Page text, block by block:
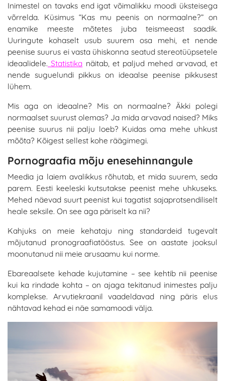
Inimestel on tavaks end igat võimalikku moodi üksteisega
võrrelda. Küsimus “Kas mu peenis on normaalne?” on
enamike meeste mõtetes juba teismeeast saadik.
Uuringute kohaselt usub suurem osa mehi, et nende
peenise suurus ei vasta ühiskonna seatud stereotüüpsetele
ideaalidele. Statistika näitab, et paljud mehed arvavad, et
nende suguelundi pikkus on ideaalse peenise pikkusest
lühem.
Mis aga on ideaalne? Mis on normaalne? Äkki polegi
normaalset suurust olemas? Ja mida arvavad naised? Miks
peenise suurus nii palju loeb? Kuidas oma mehe uhkust
mõõta? Kõigest sellest kohe räägimegi.
Pornograafia mõju enesehinnangule
Meedia ja laiem avalikkus rõhutab, et mida suurem, seda
parem. Eesti keeleski kutsutakse peenist mehe uhkuseks.
Mehed näevad suurt peenist kui tagatist sajaprotsendiliselt
heale seksile. On see aga päriselt ka nii?
Kahjuks on meie kehataju ning standardeid tugevalt
mõjutanud pronograafiatööstus. See on aastate jooksul
moonutanud nii meie arusaamu kui norme.
Ebareaalsete kehade kujutamine – see kehtib nii peenise
kui ka rindade kohta – on ajaga tekitanud inimestes palju
komplekse. Arvutiekraanil vaadeldavad ning päris elus
nähtavad kehad ei näe samamoodi välja.